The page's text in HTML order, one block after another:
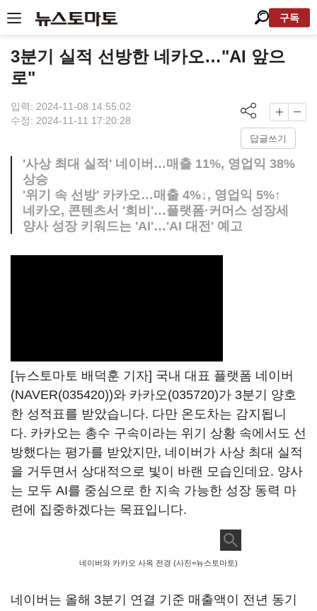
구독
3분기 실적 선방한 네카오…"AI 앞으
로"
입력: 2024-11-08 14:55:02
수정: 2024-11-11 17:20:28
답글쓰기
'사상 최대 실적' 네이버…매출 11%, 영업익 38%
상승
'위기 속 선방' 카카오…매출 4%↓, 영업익 5%↑
네카오, 콘텐츠서 '희비'…플랫폼·커머스 성장세
양사 성장 키워드는 'AI'…'AI 대전' 예고
[뉴스토마토 배덕훈 기자] 국내 대표 플랫폼 네이버
(NAVER(035420))와 카카오(035720)가 3분기 양호
한 성적표를 받았습니다. 다만 온도차는 감지됩니
다. 카카오는 총수 구속이라는 위기 상황 속에서도 선
방했다는 평가를 받았지만, 네이버가 사상 최대 실적
을 거두면서 상대적으로 빛이 바랜 모습인데요. 양사
는 모두 AI를 중심으로 한 지속 가능한 성장 동력 마
련에 집중하겠다는 목표입니다.
네이버와 카카오 사옥 전경 (사진=뉴스토마토)
네이버는 올해 3분기 연결 기준 매출액이 전년 동기